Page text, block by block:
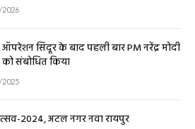
2026
ऑपरेशन सिंदूर के बाद पहली बार PM नरेंद्र मोदी
को संबोधित किया
2025
2024, अटल नगर नवा रायपुर